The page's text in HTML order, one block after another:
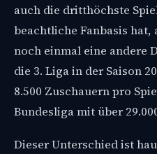
auch die dritthöchste
beachtliche Fanbasis hat,
noch einmal eine andere
die 3. Liga in der Saison
8.500 Zuschauern pro
Bundesliga mit über
Dieser Unterschied ist